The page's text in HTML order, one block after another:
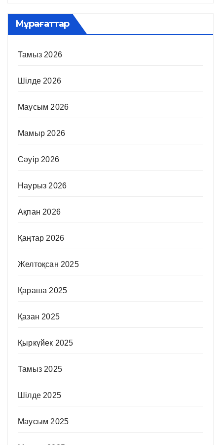
Мұрағаттар
Тамыз 2026
Шілде 2026
Маусым 2026
Мамыр 2026
Сәуір 2026
Наурыз 2026
Ақпан 2026
Қаңтар 2026
Желтоқсан 2025
Қараша 2025
Қазан 2025
Қыркүйек 2025
Тамыз 2025
Шілде 2025
Маусым 2025